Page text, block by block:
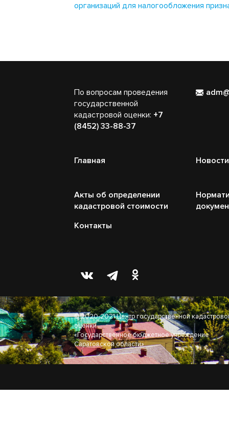
организаций для налогообложения
По вопросам проведения
государственной
кадастровой оценки: +7
(8452) 33-88-37
Главная Новости
Акты об определении
кадастровой стоимости
Контакты
© 2020-2021 Центр государственной
оценки
«Государственное бюджетное учреждение
Саратовской области»